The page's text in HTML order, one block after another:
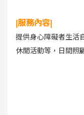
|服務內容|
提供身心障礙者生活
休閒活動等，日間照